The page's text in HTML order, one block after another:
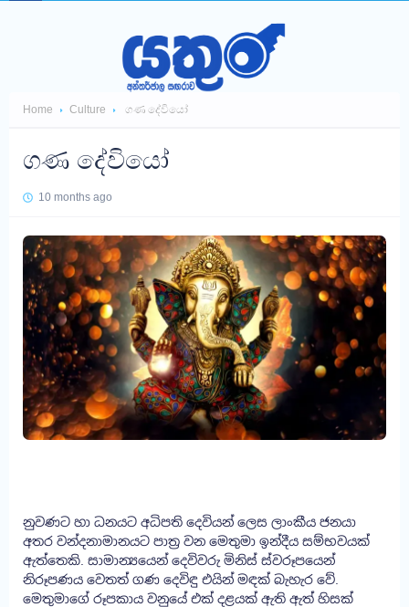
Home Culture ගණ දේවියෝ
ගණ දේවියෝ
10 months ago
නුවණට හා ධනයට අධිපති දෙවියන් ලෙස ලාංකීය ජනයා
අතර වන්දනාමානයට පාත්‍ර වන මෙතුමා ඉන්දීය සම්භවයක්
ඇත්තෙකි. සාමාන්‍යයෙන් දෙවිවරු මිනිස් ස්වරූපයෙන්
නිරූපණය වෙතත් ගණ දෙවිඳු එයින් මඳක් බැහැර වේ.
මෙතුමාගේ රූපකාය වනුයේ එක් දළයක් ඇති ඇත් හිසක්